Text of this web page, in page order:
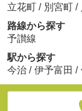
立花町 / 別宮町 /
路線から探す
予讃線
駅から探す
今治 / 伊予富田 /